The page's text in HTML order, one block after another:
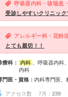
呼吸器内科・咳喘息
受診しやすいクリニック
アレルギー科・花粉
とても親切！！
療科： 内科
、呼吸器内科
内科
門医・資格： 内科専門医、
アクセス数 7月： 239 |